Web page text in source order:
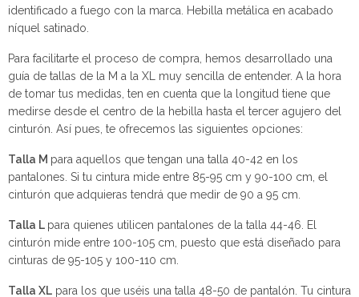
identificado a fuego con la marca. Hebilla metálica en acabado
níquel satinado.
Para facilitarte el proceso de compra, hemos desarrollado una
guía de tallas de la M a la XL muy sencilla de entender. A la hora
de tomar tus medidas, ten en cuenta que la longitud tiene que
medirse desde el centro de la hebilla hasta el tercer agujero del
cinturón. Así pues, te ofrecemos las siguientes opciones:
Talla M para aquellos que tengan una talla 40-42 en los
pantalones. Si tu cintura mide entre 85-95 cm y 90-100 cm, el
cinturón que adquieras tendrá que medir de 90 a 95 cm.
Talla L para quienes utilicen pantalones de la talla 44-46. El
cinturón mide entre 100-105 cm, puesto que está diseñado para
cinturas de 95-105 y 100-110 cm.
Talla XL para los que uséis una talla 48-50 de pantalón. Tu cintura